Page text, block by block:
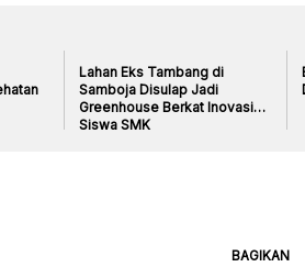
Lahan Eks Tambang di
Samboja Disulap Jadi
Greenhouse Berkat Inovasi
Siswa SMK
BAGIKAN